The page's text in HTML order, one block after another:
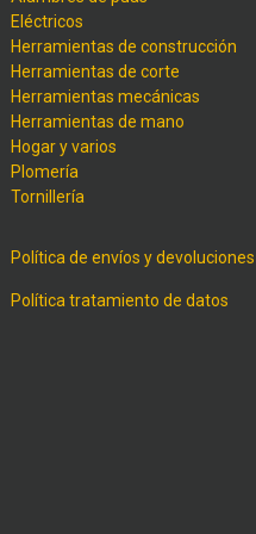
Eléctricos
Herramientas de construcción
Herramientas de corte
Herramientas mecánicas
Herramientas de mano
Hogar y varios
Plomería
Tornillería
Política de envíos y devoluciones
Política tratamiento de datos